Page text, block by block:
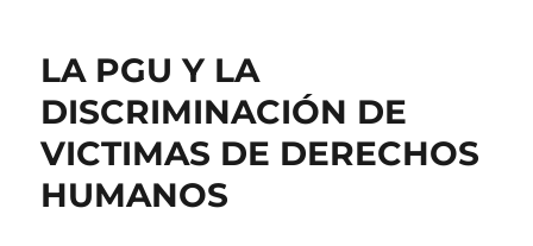
LA PGU Y LA
DISCRIMINACIÓN DE
VICTIMAS DE DERECHOS
HUMANOS